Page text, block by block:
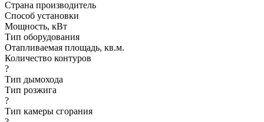
Страна производитель
Способ установки
Мощность, кВт
Тип оборудования
Отапливаемая площадь, кв.м.
Количество контуров
?
Тип дымохода
Тип розжига
?
Тип камеры сгорания